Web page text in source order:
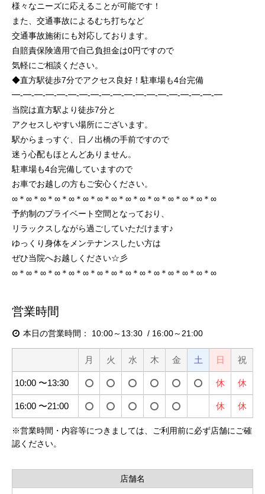
様々なニーズに応えることが可能です！
また、交通事故によるむち打ちなど
交通事故施術にも対応しております。
自賠責保険適用で自己負担金は0円ですので
気軽にご相談ください。
◆直方駅徒歩7分でアクセス良好！駐車場も4台完備
━-━-━-━-━-━-━-━-━-━-━-━-━-━-━-━-━-━-━
当院は直方駅より徒歩7分と
アクセスしやすい場所にございます。
駅からまっすぐ、日ノ出橋の手前ですので
迷う心配もほとんどありません。
駐車場も4台完備していますので
お車でお越しの方もご安心ください。
∞＊∞＊∞＊∞＊∞＊∞＊∞＊∞＊∞＊∞＊∞＊∞＊∞＊∞＊∞
予約制のプライベート空間となっており、
リラックスしながら過ごしていただけます♪
ゆっくり身体をメンテナンスしたい方は
ぜひ当院へお越しください☆彡
∞＊∞＊∞＊∞＊∞＊∞＊∞＊∞＊∞＊∞＊∞＊∞＊∞＊∞＊∞
営業時間
本日の営業時間： 10:00～13:30 16:00～21:00
月 火 水 木 金 土 日 祝
10:00 〜13:30 休 休
16:00 〜21:00 休 休
※営業時間・内容等につきましては、ご利用前に必ず店舗にご確
認ください。
店舗名